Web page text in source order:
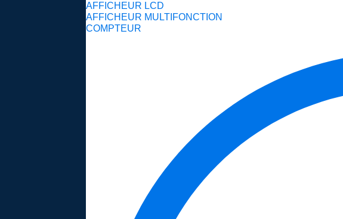
AFFICHEUR LCD
AFFICHEUR MULTIFONCTION
COMPTEUR